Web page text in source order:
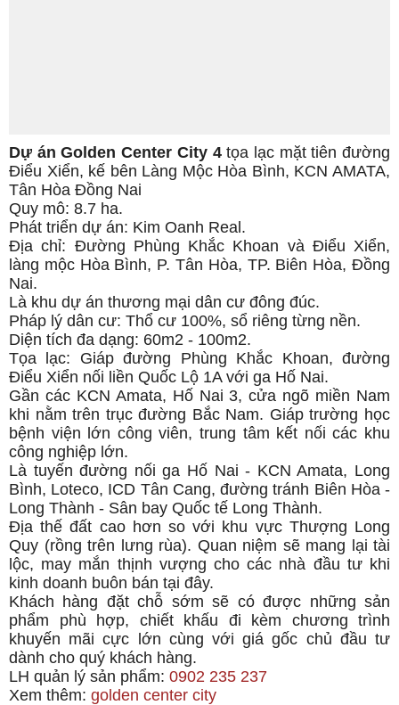
Dự án Golden Center City 4tọa lạc mặt tiên đường
Điểu Xiển, kế bên Làng Mộc Hòa Bình, KCN AMATA,
Tân Hòa Đồng Nai
Quy mô: 8.7 ha.
Phát triển dự án: Kim Oanh Real.
Địa chỉ: Đường Phùng Khắc Khoan và Điểu Xiển,
làng mộc Hòa Bình, P. Tân Hòa, TP. Biên Hòa, Đồng
Nai.
Là khu dự án thương mại dân cư đông đúc.
Pháp lý dân cư: Thổ cư 100%, sổ riêng từng nền.
Diện tích đa dạng: 60m2 - 100m2.
Tọa lạc: Giáp đường Phùng Khắc Khoan, đường
Điểu Xiển nối liền Quốc Lộ 1A với ga Hố Nai.
Gần các KCN Amata, Hố Nai 3, cửa ngõ miền Nam
khi nằm trên trục đường Bắc Nam. Giáp trường học
bệnh viện lớn công viên, trung tâm kết nối các khu
công nghiệp lớn.
Là tuyến đường nối ga Hố Nai - KCN Amata, Long
Bình, Loteco, ICD Tân Cang, đường tránh Biên Hòa -
Long Thành - Sân bay Quốc tế Long Thành.
Địa thế đất cao hơn so với khu vực Thượng Long
Quy (rồng trên lưng rùa). Quan niệm sẽ mang lại tài
lộc, may mắn thịnh vượng cho các nhà đầu tư khi
kinh doanh buôn bán tại đây.
Khách hàng đặt chỗ sớm sẽ có được những sản
phẩm phù hợp, chiết khấu đi kèm chương trình
khuyến mãi cực lớn cùng với giá gốc chủ đầu tư
dành cho quý khách hàng.
LH quản lý sản phẩm: 0902 235 237
Xem thêm: golden center city